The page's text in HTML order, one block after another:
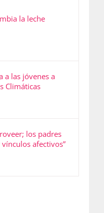
la leche
a las jóvenes a
Climáticas
los padres
afectivos”